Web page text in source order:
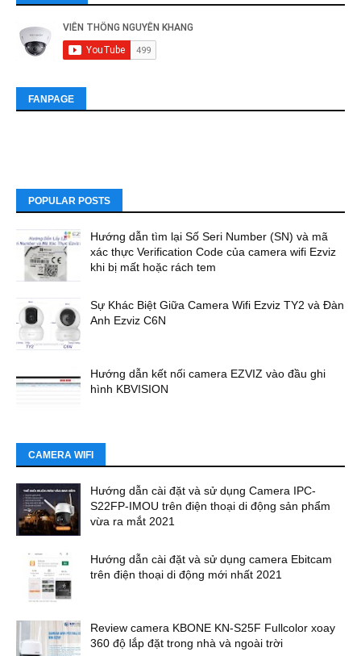
FANPAGE
POPULAR POSTS
Hướng dẫn tìm lại Số Seri Number (SN) và mã
xác thực Verification Code của camera wifi Ezviz
khi bị mất hoặc rách tem
Sự Khác Biệt Giữa Camera Wifi Ezviz TY2 và Đàn
Anh Ezviz C6N
Hướng dẫn kết nối camera EZVIZ vào đầu ghi
hình KBVISION
CAMERA WIFI
Hướng dẫn cài đặt và sử dụng Camera IPC-
S22FP-IMOU trên điện thoại di động sản phẩm
vừa ra mắt 2021
Hướng dẫn cài đặt và sử dụng camera Ebitcam
trên điện thoại di động mới nhất 2021
Review camera KBONE KN-S25F Fullcolor xoay
360 độ lắp đặt trong nhà và ngoài trời